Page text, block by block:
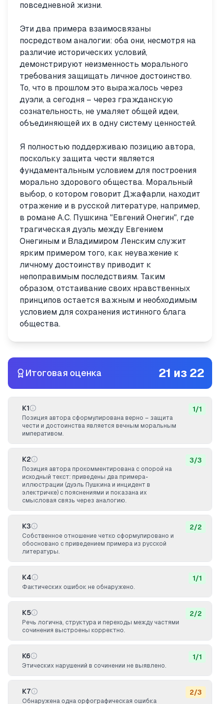
повседневной жизни.
Эти два примера взаимосвязаны
посредством аналогии: оба они, несмотря на
различие исторических условий,
демонстрируют неизменность морального
требования защищать личное достоинство.
То, что в прошлом это выражалось через
дуэли, а сегодня – через гражданскую
сознательность, не умаляет общей идеи,
объединяющей их в одну систему ценностей.
Я полностью поддерживаю позицию автора,
поскольку защита чести является
фундаментальным условием для построения
морально здорового общества. Моральный
выбор, о котором говорит Джафарли, находит
отражение и в русской литературе, например,
в романе А.С. Пушкина "Евгений Онегин", где
трагическая дуэль между Евгением
Онегиным и Владимиром Ленским служит
ярким примером того, как неуважение к
личному достоинству приводит к
непоправимым последствиям. Таким
образом, отстаивание своих нравственных
принципов остается важным и необходимым
условием для сохранения истинного блага
общества.
Итоговая оценка 21 из 22
К1
Позиция автора сформулирована верно – защита
чести и достоинства является вечным моральным
императивом.
1/1
К2
Позиция автора прокомментирована с опорой на
исходный текст: приведены два примера-
иллюстрации (дуэль Пушкина и инцидент в
электричке) с пояснениями и показана их
смысловая связь через аналогию.
3/3
К3
Собственное отношение четко сформулировано и
обосновано с приведением примера из русской
литературы.
2/2
К4
Фактических ошибок не обнаружено.
1/1
К5
Речь логична, структура и переходы между частями
сочинения выстроены корректно.
2/2
К6
Этических нарушений в сочинении не выявлено.
1/1
К7
Обнаружена одна орфографическая ошибка
2/3